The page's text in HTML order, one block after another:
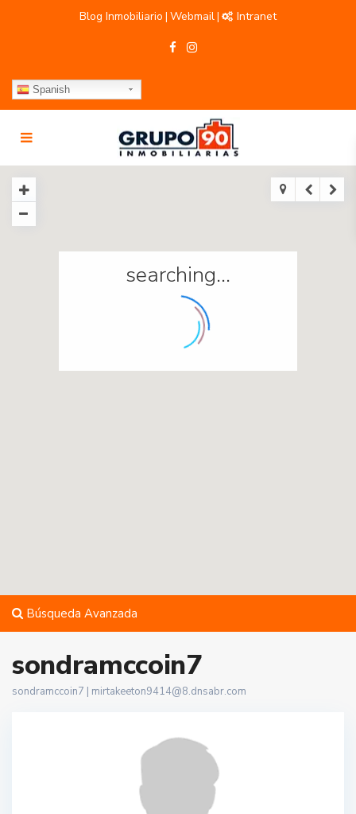
Blog Inmobiliario | Webmail| Intranet
Spanish
searching...
Búsqueda Avanzada
sondramccoin7
sondramccoin7 | mirtakeeton9414@8.dnsabr.com